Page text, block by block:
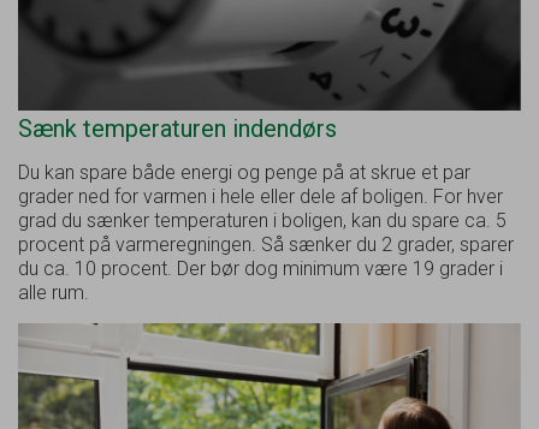
Sænk temperaturen indendørs
Du kan spare både energi og penge på at skrue et par
grader ned for varmen i hele eller dele af boligen. For hver
grad du sænker temperaturen i boligen, kan du spare ca. 5
procent på varmeregningen. Så sænker du 2 grader, sparer
du ca. 10 procent. Der bør dog minimum være 19 grader i
alle rum.